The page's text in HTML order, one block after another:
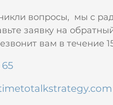
вопросы, мы с
заявку на
вам в течение